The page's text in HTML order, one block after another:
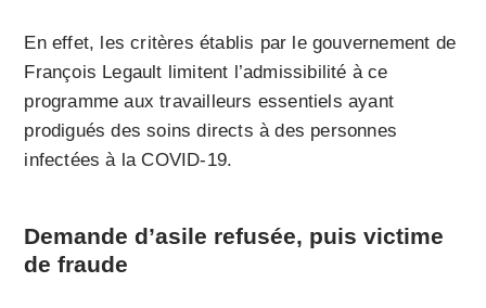
En effet, les critères établis par le gouvernement de
François Legault limitent l’admissibilité à ce
programme aux travailleurs essentiels ayant
prodigués des soins directs à des personnes
infectées à la COVID-19.
Demande d’asile refusée, puis victime
de fraude